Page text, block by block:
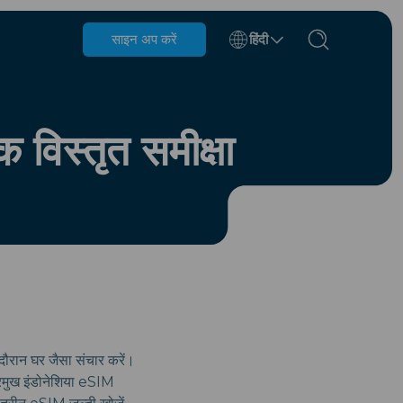
साइन अप करें हिंदी
चिली
डेनमार्क
समीक्षा
घर जैसा संचार करें।
इंडोनेशिया eSIM